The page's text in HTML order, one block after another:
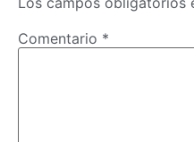
Comentario *